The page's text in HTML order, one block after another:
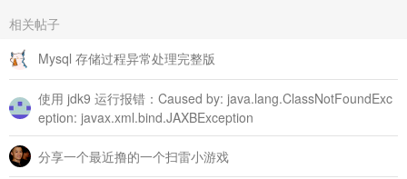
相关帖子
Mysql 存储过程异常处理完整版
使用 jdk9 运行报错：Caused by: java.lang.ClassNotFoundExc
eption: javax.xml.bind.JAXBException
分享一个最近撸的一个扫雷小游戏